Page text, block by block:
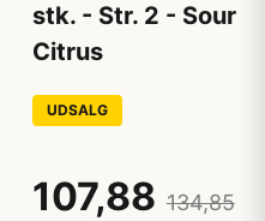
stk. - Str. 2 - Sour
Citrus
UDSALG
107,88 134,85